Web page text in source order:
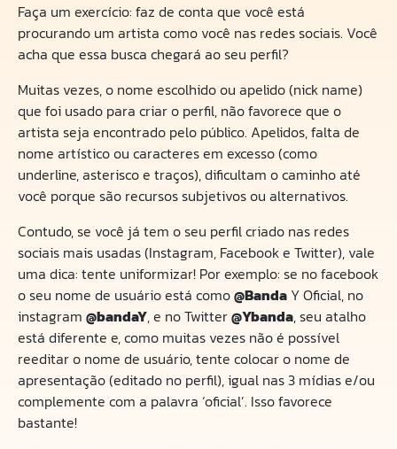
Faça um exercício: faz de conta que você está
procurando um artista como você nas redes sociais. Você
acha que essa busca chegará ao seu perfil?
Muitas vezes, o nome escolhido ou apelido (nick name)
que foi usado para criar o perfil, não favorece que o
artista seja encontrado pelo público. Apelidos, falta de
nome artístico ou caracteres em excesso (como
underline, asterisco e traços), dificultam o caminho até
você porque são recursos subjetivos ou alternativos.
Contudo, se você já tem o seu perfil criado nas redes
sociais mais usadas (Instagram, Facebook e Twitter), vale
uma dica: tente uniformizar! Por exemplo: se no facebook
o seu nome de usuário está como@Banda Y Oficial, no
instagram @bandaY, e no Twitter@Ybanda, seu atalho
está diferente e, como muitas vezes não é possível
reeditar o nome de usuário, tente colocar o nome de
apresentação (editado no perfil), igual nas 3 mídias e/ou
complemente com a palavra ‘oficial’. Isso favorece
bastante!